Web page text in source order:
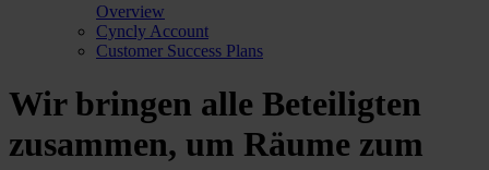
Overview
Cyncly Account
Customer Success Plans
Wir bringen alle Beteiligten
zusammen, um Räume zum